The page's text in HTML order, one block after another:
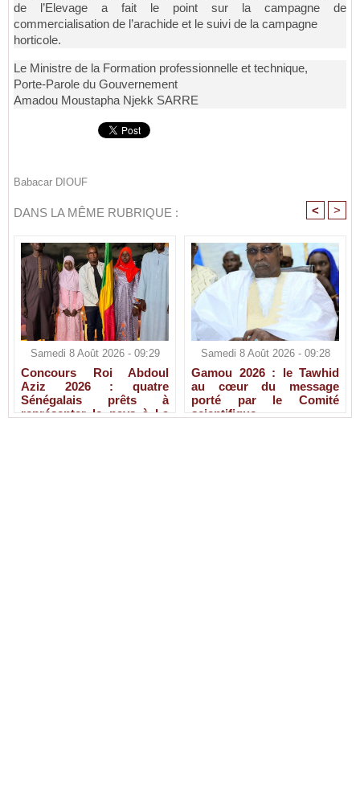
de l’Elevage a fait le point sur la campagne de
commercialisation de l’arachide et le suivi de la campagne
horticole.
Le Ministre de la Formation professionnelle et technique,
Porte-Parole du Gouvernement
Amadou Moustapha Njekk SARRE
Babacar DIOUF
DANS LA MÊME RUBRIQUE : < >
Samedi 8 Août 2026 - 09:29
Concours Roi Abdoul
Aziz 2026 : quatre
Sénégalais prêts à
représenter le pays à La
Samedi 8 Août 2026 - 09:28
Gamou 2026 : le Tawhid
au cœur du message
porté par le Comité
scientifique